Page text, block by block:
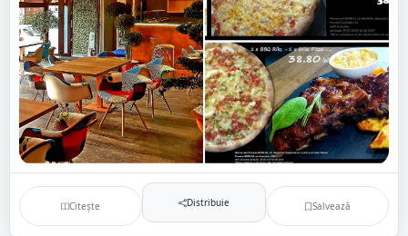
Citește Distribuie Salvează